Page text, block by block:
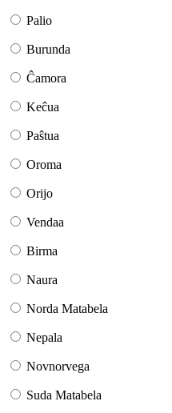
Palio
Burunda
Ĉamora
Keĉua
Paŝtua
Oroma
Orijo
Vendaa
Birma
Naura
Norda Matabela
Nepala
Novnorvega
Suda Matabela